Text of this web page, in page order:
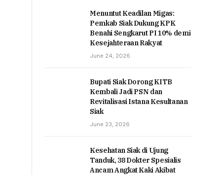
Menuntut Keadilan Migas:
Pemkab Siak Dukung KPK
Benahi Sengkarut PI 10% demi
Kesejahteraan Rakyat
June 24, 2026
Bupati Siak Dorong KITB
Kembali Jadi PSN dan
Revitalisasi Istana Kesultanan
Siak
June 23, 2026
Kesehatan Siak di Ujung
Tanduk, 38 Dokter Spesialis
Ancam Angkat Kaki Akibat